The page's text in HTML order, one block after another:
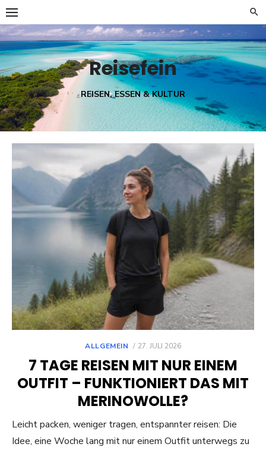
Skip
to
content
Reisefein
REISEN, ESSEN & KULTUR
ALLGEMEIN
POSTED
27. JULI 2026
7 TAGE REISEN MIT NUR EINEM
OUTFIT – FUNKTIONIERT DAS MIT
MERINOWOLLE?
Leicht packen, weniger tragen, entspannter reisen: Die
Idee, eine Woche lang mit nur einem Outfit unterwegs zu